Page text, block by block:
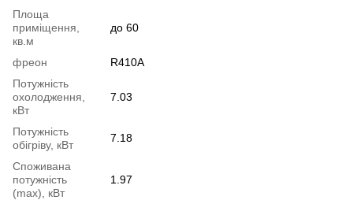
Площа
приміщення,
кв.м
до 60
фреон
R410A
Потужність
охолодження,
кВт
7.03
Потужність
обігріву, кВт
7.18
Споживана
потужність
(max), кВт
1.97